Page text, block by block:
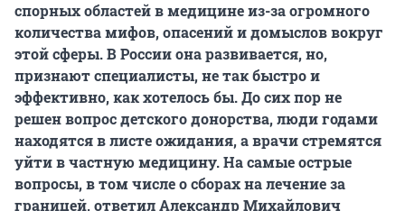
спорных областей в медицине из-за огромного
количества мифов, опасений и домыслов вокруг
этой сферы. В России она развивается, но,
признают специалисты, не так быстро и
эффективно, как хотелось бы. До сих пор не
решен вопрос детского донорства, люди годами
находятся в листе ожидания, а врачи стремятся
уйти в частную медицину. На самые острые
вопросы, в том числе о сборах на лечение за
границей, ответил Александр Михайлович